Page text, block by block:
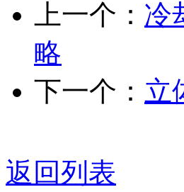
上一个： 冷
略
下一个： 立
返回列表